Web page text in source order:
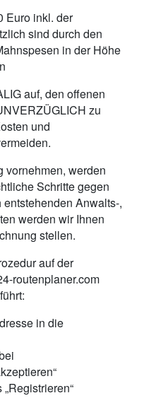
Euro inkl. der
sind durch den
in der Höhe
auf, den offenen
zu
und
vornehmen, werden
Schritte gegen
Anwalts-,
werden wir Ihnen
stellen.
auf der
routenplaner.com
in die